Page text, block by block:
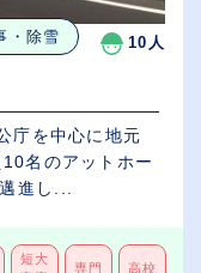
・除雪 10人
庁を中心に地元
名のアットホー
進し...
短大
専門 高校